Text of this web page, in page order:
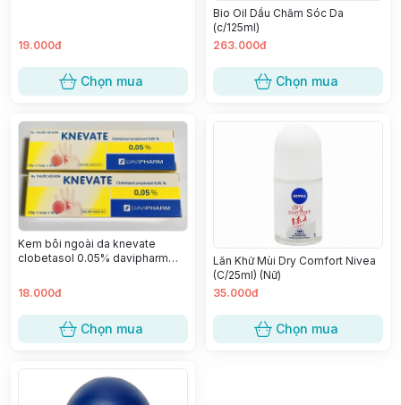
19.000đ
Chọn mua
Bio Oil Dầu Chăm Sóc Da
(c/125ml)
263.000đ
Chọn mua
Kem bôi ngoài da knevate
clobetasol 0.05% davipharm
18.000đ
Chọn mua
Lăn Khử Mùi Dry Comfort Nivea
(C/25ml) (Nữ)
35.000đ
Chọn mua